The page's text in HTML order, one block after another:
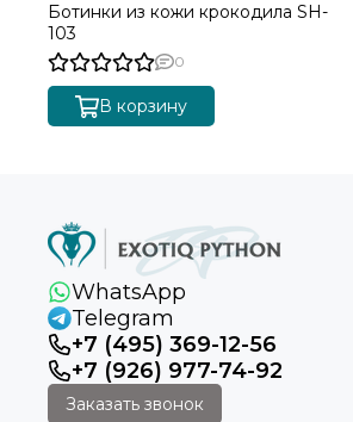
Ботинки из кожи крокодила SH-
103
0
В корзину
WhatsApp
Telegram
+7 (495) 369-12-56
+7 (926) 977-74-92
Заказать звонок